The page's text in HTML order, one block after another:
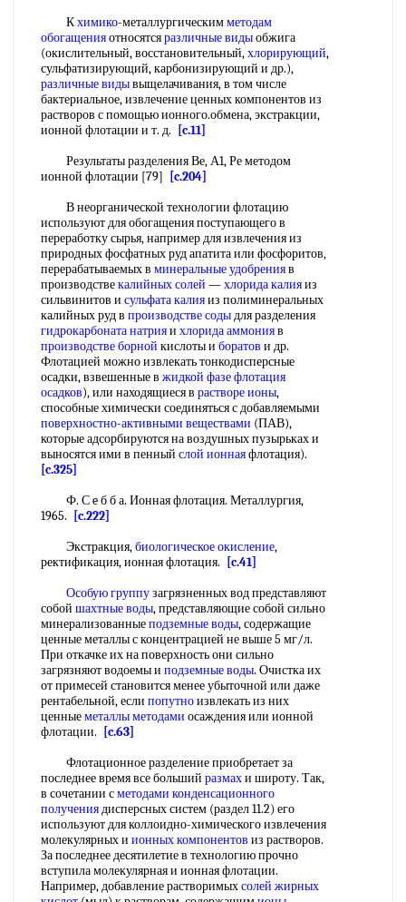
Кхимико-металлургическимметодам
обогащенияотносятсяразличные видыобжига
(окислительный, восстановительный,хлорирующий,
сульфатизирующий, карбонизирующий и др.),
различные видывыщелачивания, в том числе
бактериальное, извлечение ценных компонентов из
растворов с помощью ионного.обмена, экстракции,
ионной флотации и т. д.
[c.11]
Результаты разделения Ве, А1, Ре методом
ионной флотации [79]
[c.204]
В неорганической технологии флотацию
используют для обогащения поступающего в
переработку сырья, например для извлечения из
природных фосфатных руд апатита или фосфоритов,
перерабатываемых в минеральные удобренияв
производствекалийных солей —хлорида калияиз
сильвинитов и сульфата калияиз полиминеральных
калийных руд в производстве содыдля разделения
гидрокарбоната натрияи хлорида аммонияв
производстве борной кислоты и боратов и др.
Флотацией можно извлекать тонкодисперсные
осадки, взвешенные в жидкой фазефлотация
осадков), или находящиеся в растворе ионы,
способные химически соединяться с добавляемыми
поверхностно-активными веществами (ПАВ),
которые адсорбируются на воздушных пузырьках и
выносятся ими в пенный слой ионнаяфлотация).
[c.325]
Ф. С e б б а. Ионная флотация. Металлургия,
1965.
[c.222]
Экстракция,биологическое окисление,
ректификация, ионная флотация.
[c.41]
Особую группузагрязненных вод представляют
собой шахтные воды, представляющие собой сильно
минерализованныеподземные воды, содержащие
ценные металлы с концентрацией не выше 5 мг/л.
При откачке их на поверхность они сильно
загрязняют водоемы и подземные воды. Очистка их
от примесей становится менее убыточной или даже
рентабельной, если попутноизвлекать из них
ценныеметаллы методами осаждения или ионной
флотации.
[c.63]
Флотационное разделение приобретает за
последнее время все больший размахи широту. Так,
в сочетании сметодами конденсационного
получениядисперсных систем (раздел 11.2) его
используют для коллоидно-химического извлечения
молекулярных и ионных компонентов из растворов.
За последнее десятилетие в технологию прочно
вступила молекулярная и ионная флотации.
Например, добавление растворимыхсолей жирных